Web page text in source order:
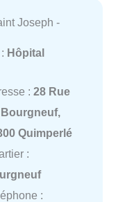
Joseph -
Hôpital
: 28 Rue
Quimperlé
:
: